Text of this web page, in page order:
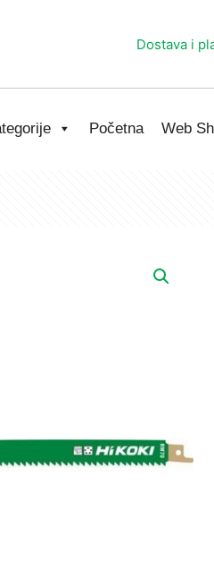
Dostava i
Početna Web